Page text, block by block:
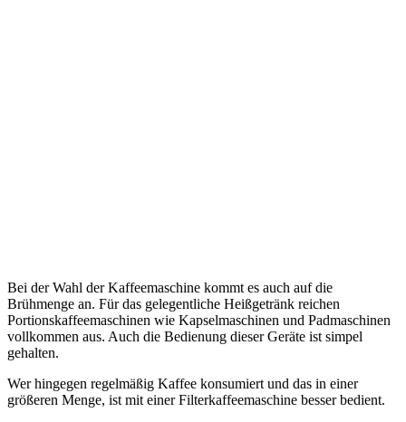
Bei der Wahl der Kaffeemaschine kommt es auch auf die
Brühmenge an. Für das gelegentliche Heißgetränk reichen
Portionskaffeemaschinen wie Kapselmaschinen und Padmaschinen
vollkommen aus. Auch die Bedienung dieser Geräte ist simpel
gehalten.
Wer hingegen regelmäßig Kaffee konsumiert und das in einer
größeren Menge, ist mit einer Filterkaffeemaschine besser bedient.